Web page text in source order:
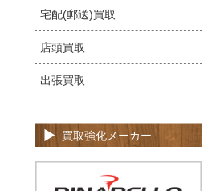
宅配(郵送)買取
店頭買取
出張買取
買取強化メーカー